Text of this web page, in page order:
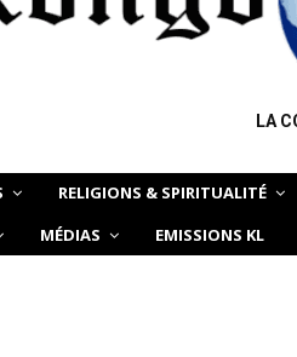
LA
RELIGIONS & SPIRITUALITÉ
MÉDIAS EMISSIONS KL